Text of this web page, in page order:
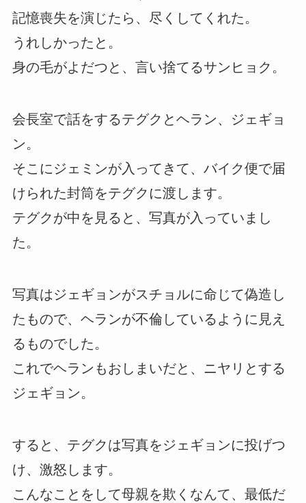
記憶喪失を演じたら、尽くしてくれた。
うれしかったと。
身の毛がよだつと、言い捨てるサンヒョク。
会長室で話をするテグクとヘラン、ジェギョ
ン。
そこにジェミンが入ってきて、バイク便で届
けられた封筒をテグクに渡します。
テグクが中を見ると、写真が入っていまし
た。
写真はジェギョンがスチョルに命じて偽造し
たもので、ヘランが不倫しているように見え
るものでした。
これでヘランもおしまいだと、ニヤリとする
ジェギョン。
すると、テグクは写真をジェギョンに投げつ
け、激怒します。
こんなことをして母親を欺くなんて、最低だ